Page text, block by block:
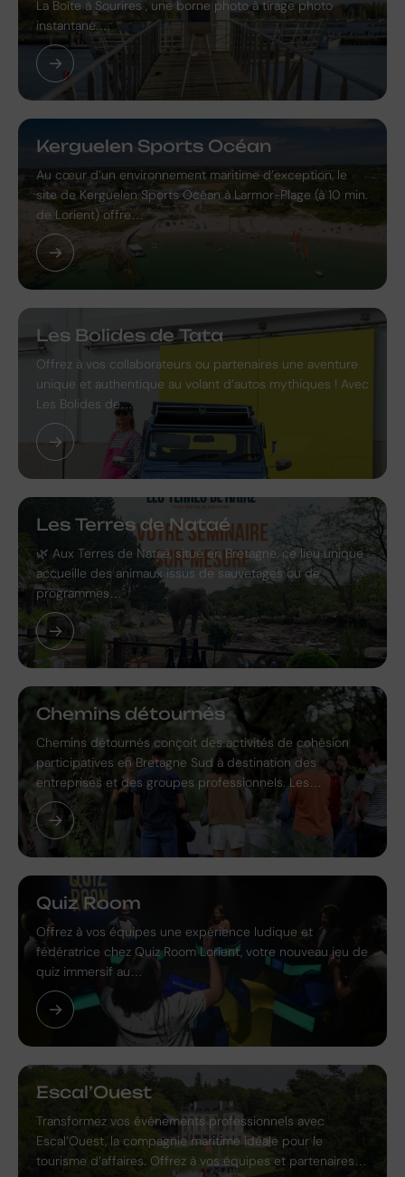
La Boîte à Sourires , une borne photo à tirage photo
instantané.…
Kerguelen Sports Océan
Au cœur d’un environnement maritime d’exception, le
site de Kerguelen Sports Océan à Larmor-Plage (à 10 min.
de Lorient) offre…
Les Bolides de Tata
Offrez à vos collaborateurs ou partenaires une aventure
unique et authentique au volant d’autos mythiques ! Avec
Les Bolides de…
Les Terres de Nataé
🌿 Aux Terres de Nataé, situé en Bretagne, ce lieu unique
accueille des animaux issus de sauvetages ou de
programmes…
Chemins détournés
Chemins détournés conçoit des activités de cohésion
participatives en Bretagne Sud à destination des
entreprises et des groupes professionnels. Les…
Quiz Room
Offrez à vos équipes une expérience ludique et
fédératrice chez Quiz Room Lorient, votre nouveau jeu de
quiz immersif au…
Escal’Ouest
Transformez vos événements professionnels avec
Escal’Ouest, la compagnie maritime idéale pour le
tourisme d’affaires. Offrez à vos équipes et partenaires…